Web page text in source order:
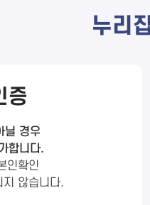
누리
증
닐 경우
합니다.
인확인
지 않습니다.